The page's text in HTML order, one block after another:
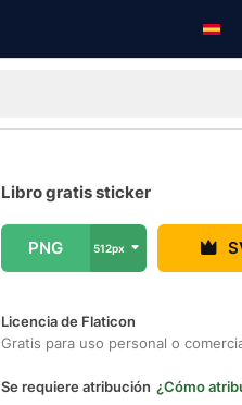
Libro gratis sticker
PNG 512px
Licencia de Flaticon
Gratis para uso personal o
Se requiere atribución ¿Cómo